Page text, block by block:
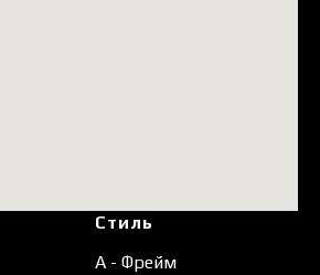
Стиль
А - Фрейм